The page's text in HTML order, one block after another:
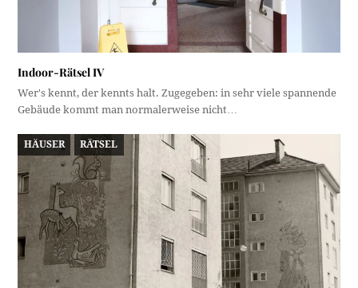
Indoor-Rätsel IV
Wer's kennt, der kennts halt. Zugegeben: in sehr viele spannende
Gebäude kommt man normalerweise nicht…
HÄUSER RÄTSEL